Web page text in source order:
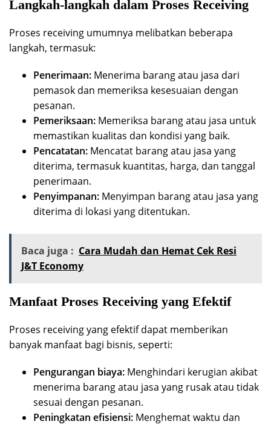
Langkah-langkah dalam Proses Receiving
Proses receiving umumnya melibatkan beberapa
langkah, termasuk:
Penerimaan: Menerima barang atau jasa dari
pemasok dan memeriksa kesesuaian dengan
pesanan.
Pemeriksaan: Memeriksa barang atau jasa untuk
memastikan kualitas dan kondisi yang baik.
Pencatatan: Mencatat barang atau jasa yang
diterima, termasuk kuantitas, harga, dan tanggal
penerimaan.
Penyimpanan: Menyimpan barang atau jasa yang
diterima di lokasi yang ditentukan.
Baca juga : Cara Mudah dan Hemat Cek Resi
J&T Economy
Manfaat Proses Receiving yang Efektif
Proses receiving yang efektif dapat memberikan
banyak manfaat bagi bisnis, seperti:
Pengurangan biaya: Menghindari kerugian akibat
menerima barang atau jasa yang rusak atau tidak
sesuai dengan pesanan.
Peningkatan efisiensi: Menghemat waktu dan